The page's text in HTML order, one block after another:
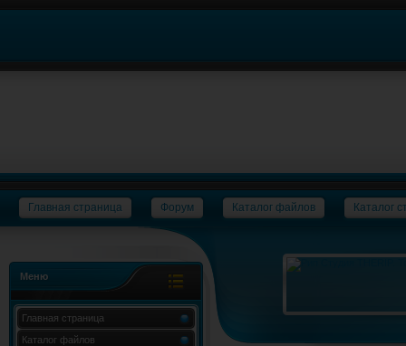
Главная страница Форум Каталог файлов Каталог
Меню
Главная страница
Каталог файлов